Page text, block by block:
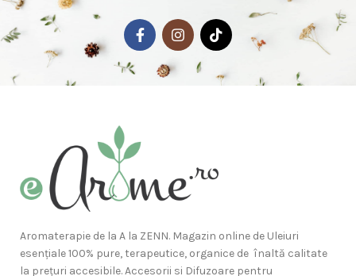
Aromaterapie de la A la ZENN. Magazin online de Uleiuri
esențiale 100% pure, terapeutice, organice de înaltă calitate
la prețuri accesibile. Accesorii si Difuzoare pentru